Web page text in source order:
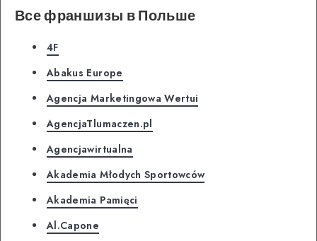
Все франшизы в Польше
4F
Abakus Europe
Agencja Marketingowa Wertui
AgencjaTlumaczen.pl
Agencjawirtualna
Akademia Młodych Sportowców
Akademia Pamięci
Al.Capone